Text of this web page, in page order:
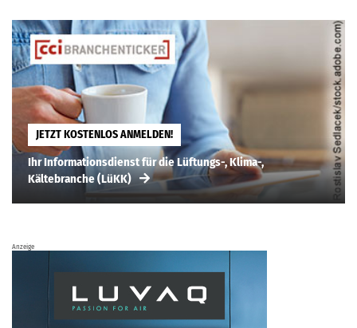
JETZT KOSTENLOS ANMELDEN!
Ihr Informationsdienst für die Lüftungs-, Klima-,
Kältebranche (LüKK)
Anzeige